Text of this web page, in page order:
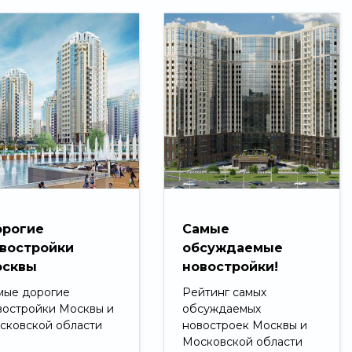
дорогие
Москвы и
области
Самые
обсуждаемые
новостройки!
Рейтинг самых
обсуждаемых
новостроек Москвы и
Московской области